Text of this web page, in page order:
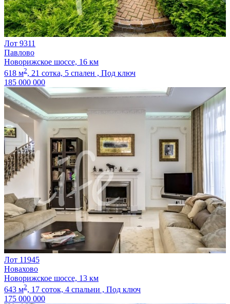
Лот 9311
Павлово
Новорижское шоссе, 16 км
618 м2, 21 сотка, 5 спален , Под ключ
185 000 000
Лот 11945
Новахово
Новорижское шоссе, 13 км
643 м2, 17 соток, 4 спальни , Под ключ
175 000 000